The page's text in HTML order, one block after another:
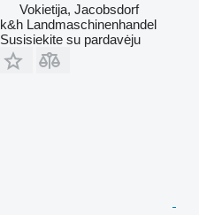
Vokietija, Jacobsdorf
k&h Landmaschinenhandel
Susisiekite su pardavėju